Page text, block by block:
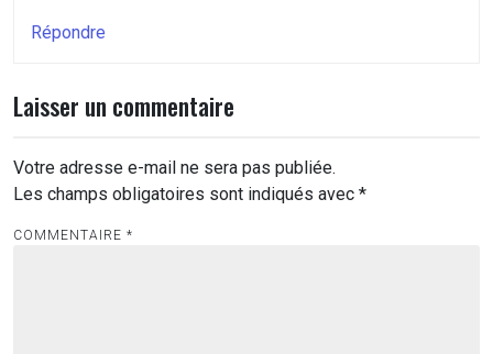
Répondre
Laisser un commentaire
Votre adresse e-mail ne sera pas publiée.
Les champs obligatoires sont indiqués avec *
COMMENTAIRE *